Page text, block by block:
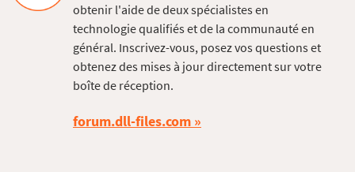
obtenir l'aide de deux spécialistes en
technologie qualifiés et de la communauté en
général. Inscrivez-vous, posez vos questions et
obtenez des mises à jour directement sur votre
boîte de réception.
forum.dll-files.com